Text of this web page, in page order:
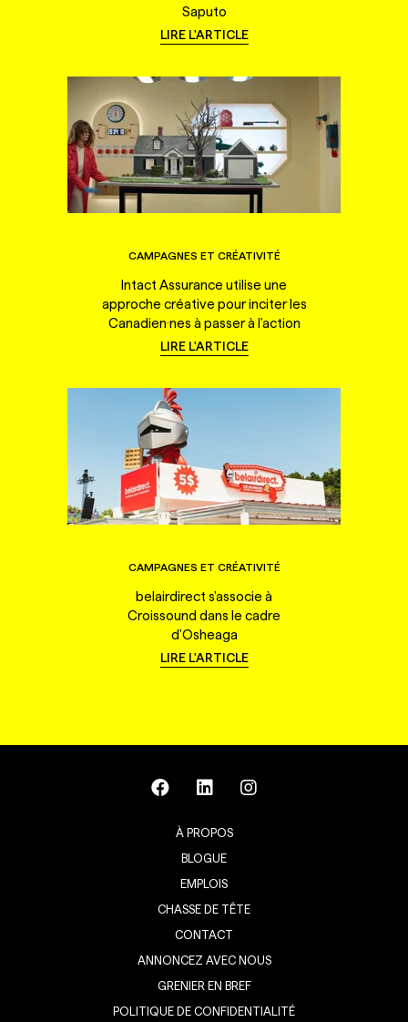
Saputo
LIRE L'ARTICLE
CAMPAGNES ET CRÉATIVITÉ
Intact Assurance utilise une
approche créative pour inciter les
Canadien·nes à passer à l'action
LIRE L'ARTICLE
CAMPAGNES ET CRÉATIVITÉ
belairdirect s'associe à
Croissound dans le cadre
d'Osheaga
LIRE L'ARTICLE
À PROPOS
BLOGUE
EMPLOIS
CHASSE DE TÊTE
CONTACT
ANNONCEZ AVEC NOUS
GRENIER EN BREF
POLITIQUE DE CONFIDENTIALITÉ